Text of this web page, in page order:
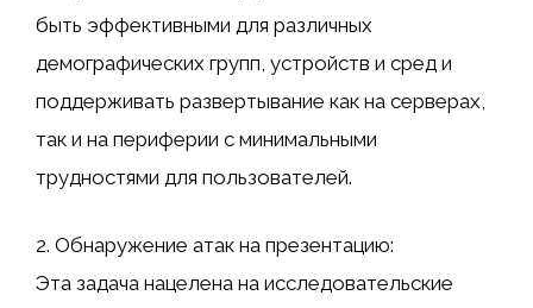
быть эффективными для различных
демографических групп, устройств и сред и
поддерживать развертывание как на серверах,
так и на периферии с минимальными
трудностями для пользователей.
2. Обнаружение атак на презентацию:
Эта задача нацелена на исследовательские